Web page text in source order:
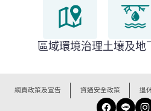
區域環境治理土壤及地
網頁政策及宣告 資通安全政策 退